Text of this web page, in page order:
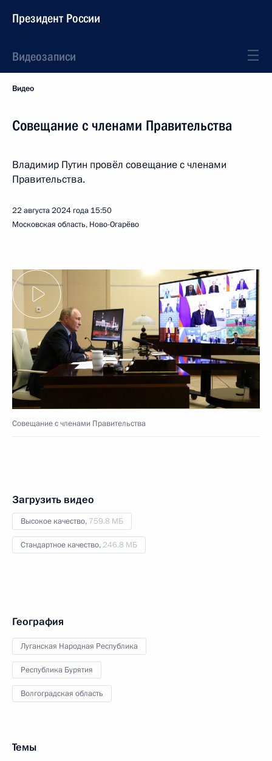
Президент России
Видеозаписи
Видео
Совещание с членами Правительства
Владимир Путин провёл совещание с членами
Правительства.
22 августа 2024 года 15:50
Московская область, Ново-Огарёво
Совещание с членами Правительства
Загрузить видео
Высокое качество, 759.8 МБ
Стандартное качество, 246.8 МБ
География
Луганская Народная Республика
Республика Бурятия
Волгоградская область
Темы